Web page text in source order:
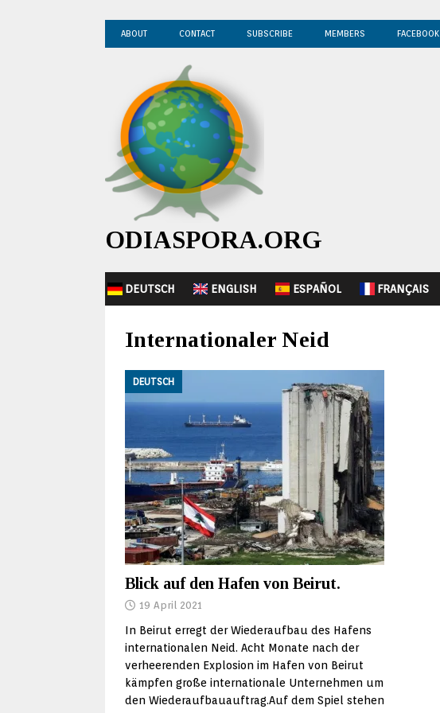
ABOUT CONTACT SUBSCRIBE MEMBERS FACEBOOK
ODIASPORA.ORG
DEUTSCH ENGLISH ESPAÑOL FRANÇAIS
Internationaler Neid
DEUTSCH
Blick auf den Hafen von Beirut.
19 April 2021
In Beirut erregt der Wiederaufbau des Hafens
internationalen Neid. Acht Monate nach der
verheerenden Explosion im Hafen von Beirut
kämpfen große internationale Unternehmen um
den Wiederaufbauauftrag.Auf dem Spiel stehen